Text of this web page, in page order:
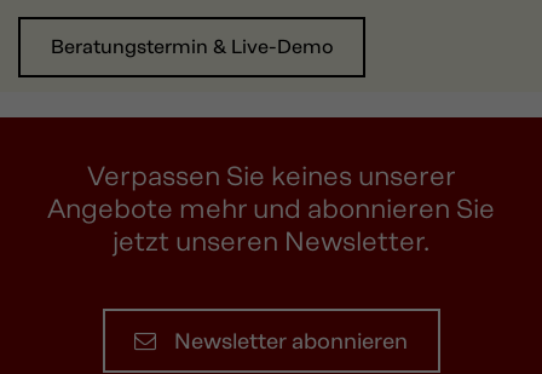
Beratungstermin & Live-Demo
Verpassen Sie keines unserer
Angebote mehr und abonnieren Sie
jetzt unseren Newsletter.
Newsletter abonnieren